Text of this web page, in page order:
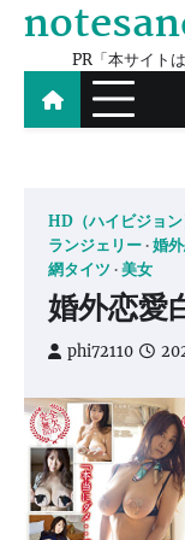
Skip
contentPR「本サイト
HD（ハイビジョン
ランジェリー 婚
網タイツ
美女
婚外恋愛
phi72110